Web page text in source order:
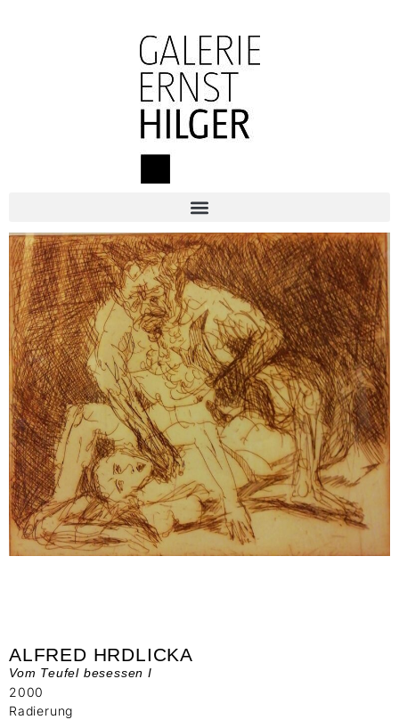
ALFRED HRDLICKA
Vom Teufel besessen I
2000
Radierung